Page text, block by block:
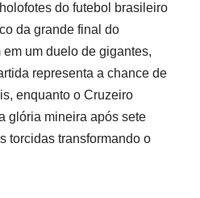
do futebol brasileiro
da grande final do
um duelo de gigantes,
representa a chance de
enquanto o Cruzeiro
glória mineira após sete
torcidas transformando o